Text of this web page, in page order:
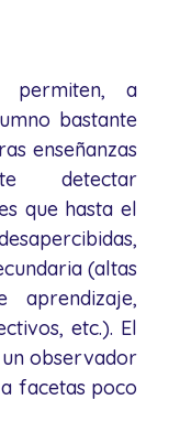
permiten, a
bastante
enseñanzas
detectar
que hasta el
(altas
aprendizaje,
etc.). El
observador
facetas poco